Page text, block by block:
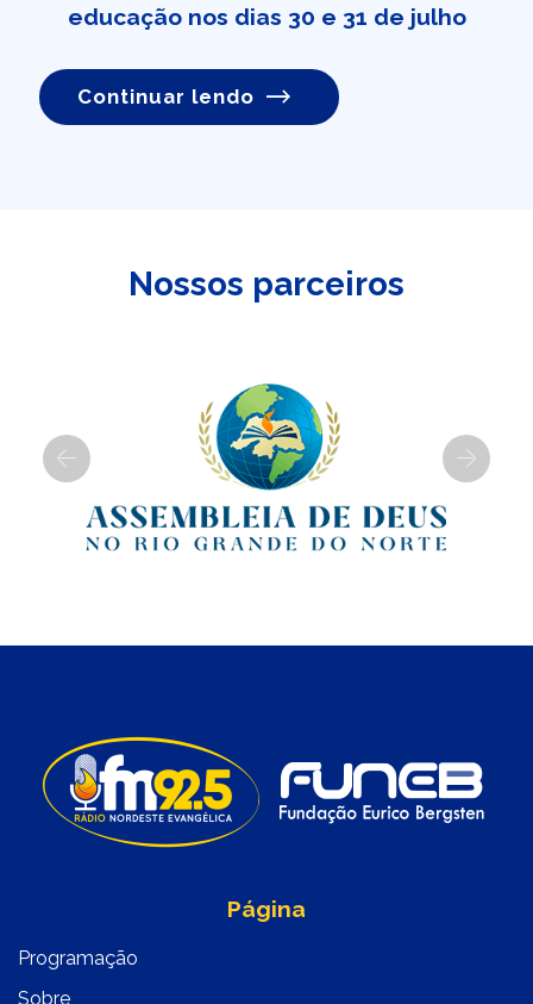
educação nos dias 30 e 31 de julho
Continuar lendo
Nossos parceiros
Previous Next
Página
Programação
Sobre